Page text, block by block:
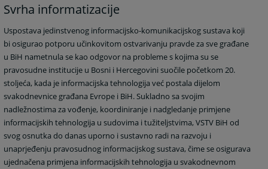
Svrha informatizacije
Uspostava jedinstvenog informacijsko-komunikacijskog sustava koji
bi osigurao potporu učinkovitom ostvarivanju pravde za sve građane
u BiH nametnula se kao odgovor na probleme s kojima su se
pravosudne institucije u Bosni i Hercegovini suočile početkom 20.
stoljeća, kada je informacijska tehnologija već postala dijelom
svakodnevnice građana Evrope i BiH. Sukladno sa svojim
nadležnostima za vođenje, koordiniranje i nadgledanje primjene
informacijskih tehnologija u sudovima i tužiteljstvima, VSTV BiH od
svog osnutka do danas uporno i sustavno radi na razvoju i
unaprjeđenju pravosudnog informacijskog sustava, čime se osigurava
ujednačena primjena informacijskih tehnologija u svakodnevnom